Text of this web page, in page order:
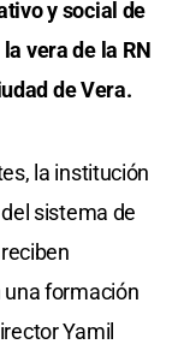
y social de
vera de la RN
de Vera.
la institución
sistema de
formación
Yamil